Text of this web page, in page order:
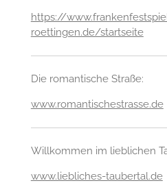
https://
roettingen.de/startseite
Die romantische Straße:
www.romantischestrasse.de
Willkommen im lieblichen
www.liebliches-taubertal.de